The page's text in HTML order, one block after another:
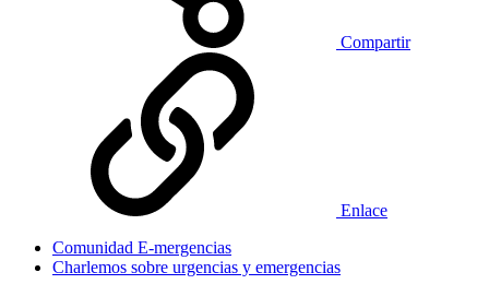
Compartir
Enlace
Comunidad E-mergencias
Charlemos sobre urgencias y emergencias